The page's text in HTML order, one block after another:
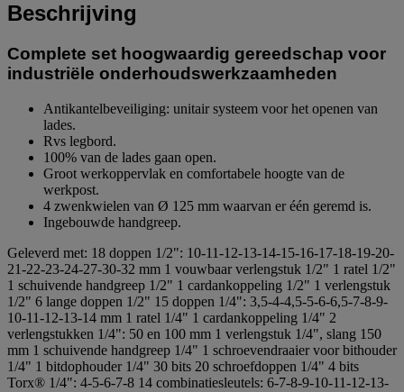
Beschrijving
Complete set hoogwaardig gereedschap voor
industriële onderhoudswerkzaamheden
Antikantelbeveiliging: unitair systeem voor het openen van
lades.
Rvs legbord.
100% van de lades gaan open.
Groot werkoppervlak en comfortabele hoogte van de
werkpost.
4 zwenkwielen van Ø 125 mm waarvan er één geremd is.
Ingebouwde handgreep.
Geleverd met: 18 doppen 1/2": 10-11-12-13-14-15-16-17-18-19-20-
21-22-23-24-27-30-32 mm 1 vouwbaar verlengstuk 1/2" 1 ratel 1/2"
1 schuivende handgreep 1/2" 1 cardankoppeling 1/2" 1 verlengstuk
1/2" 6 lange doppen 1/2" 15 doppen 1/4": 3,5-4-4,5-5-6-6,5-7-8-9-
10-11-12-13-14 mm 1 ratel 1/4" 1 cardankoppeling 1/4" 2
verlengstukken 1/4": 50 en 100 mm 1 verlengstuk 1/4", slang 150
mm 1 schuivende handgreep 1/4" 1 schroevendraaier voor bithouder
1/4" 1 bitdophouder 1/4" 30 bits 20 schroefdoppen 1/4" 4 bits
Torx® 1/4": 4-5-6-7-8 14 combinatiesleutels: 6-7-8-9-10-11-12-13-